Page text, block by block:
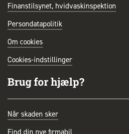
Finanstilsynet, hvidvaskinspektion
Persondatapolitik
Om cookies
Cookies-indstillinger
Brug for hjælp?
Når skaden sker
Find din nye firmabil